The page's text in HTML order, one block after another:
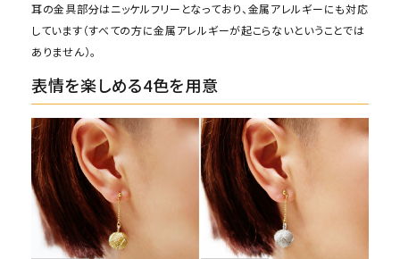
耳の金具部分はニッケルフリーとなっており、金属アレルギーにも対応
しています（すべての方に金属アレルギーが起こらないということでは
ありません）。
表情を楽しめる4色を用意